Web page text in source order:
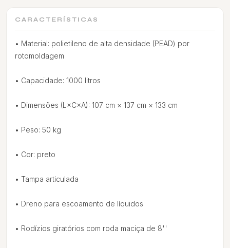
CARACTERÍSTICAS
• Material: polietileno de alta densidade (PEAD) por
rotomoldagem
• Capacidade: 1000 litros
• Dimensões (L×C×A): 107 cm × 137 cm × 133 cm
• Peso: 50 kg
• Cor: preto
• Tampa articulada
• Dreno para escoamento de líquidos
• Rodízios giratórios com roda maciça de 8''